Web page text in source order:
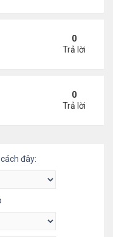
vũ khí 142 tỷ USD
0
Trả lời
Vịnh làm nơi đầu tiên
0
Trả lời
đây: